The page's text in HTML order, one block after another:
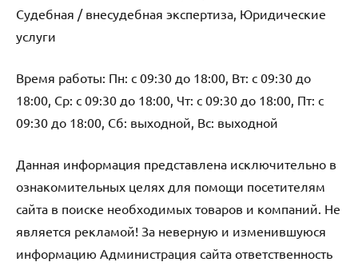
Судебная / внесудебная экспертиза, Юридические
услуги
Время работы: Пн: с 09:30 до 18:00, Вт: с 09:30 до
18:00, Ср: с 09:30 до 18:00, Чт: с 09:30 до 18:00, Пт: с
09:30 до 18:00, Сб: выходной, Вс: выходной
Данная информация представлена исключительно в
ознакомительных целях для помощи посетителям
сайта в поиске необходимых товаров и компаний. Не
является рекламой! За неверную и изменившуюся
информацию Администрация сайта ответственность